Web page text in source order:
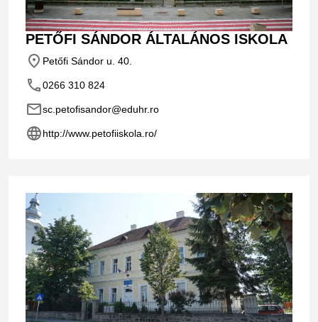
PETŐFI SÁNDOR ÁLTALÁNOS ISKOLA
place Petőfi Sándor u. 40.
phone0266 310 824
emailsc.petofisandor@eduhr.ro
languagehttp://www.petofiiskola.ro/